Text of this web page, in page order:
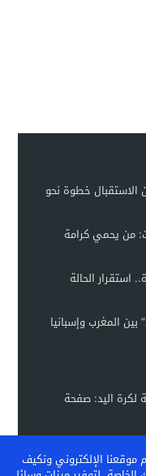
الاستقبال خطوة نحو
من يحمي كرامة
استقرار الحالة
المغرب وإسبانيا
لكرة اليد: صفحة
الإلكتروني ونكيف